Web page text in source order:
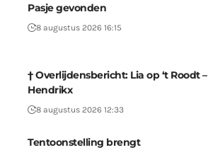
Pasje gevonden
8 augustus 2026 16:15
† Overlijdensbericht: Lia op ‘t Roodt –
Hendrikx
8 augustus 2026 12:33
Tentoonstelling brengt